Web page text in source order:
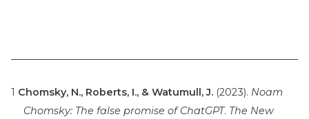
1 Chomsky, N., Roberts, I., & Watumull, J. (2023). Noam
Chomsky: The false promise of ChatGPT. The New